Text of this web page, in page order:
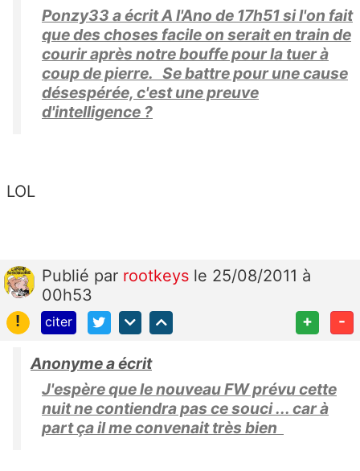
Ponzy33 a écrit A l'Ano de 17h51 si l'on fait
que des choses facile on serait en train de
courir après notre bouffe pour la tuer à
coup de pierre. Se battre pour une cause
désespérée, c'est une preuve
d'intelligence ?
LOL
Publié par rootkeys le 25/08/2011 à
00h53
!
citer + -
Anonyme a écrit
J'espère que le nouveau FW prévu cette
nuit ne contiendra pas ce souci ... car à
part ça il me convenait très bien